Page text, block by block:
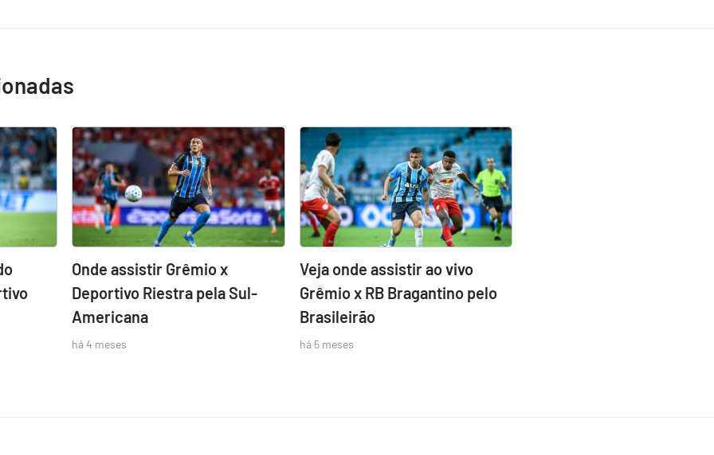
Onde assistir Grêmio x
Deportivo Riestra pela Sul-
Americana
há 4 meses
Veja onde assistir ao vivo
Grêmio x RB Bragantino pelo
Brasileirão
há 5 meses